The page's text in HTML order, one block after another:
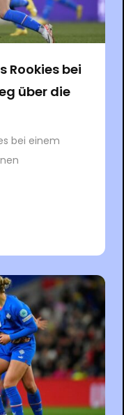
Rookies bei
über die
bei einem